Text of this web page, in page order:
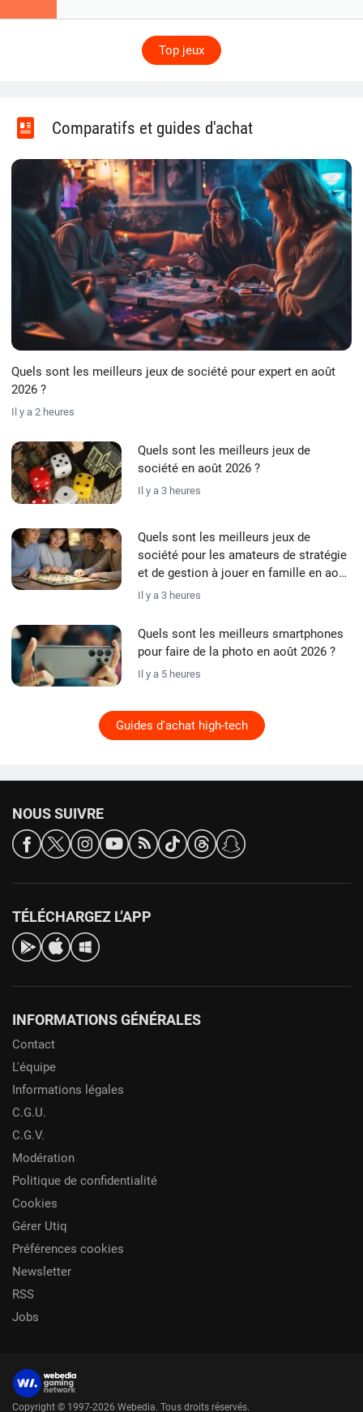
Top jeux
Comparatifs et guides d'achat
Quels sont les meilleurs jeux de société pour expert en août
2026 ?
Il y a 2 heures
Quels sont les meilleurs jeux de
société en août 2026 ?
Il y a 3 heures
Quels sont les meilleurs jeux de
société pour les amateurs de stratégie
et de gestion à jouer en famille en août
2026 ?
Il y a 3 heures
Quels sont les meilleurs smartphones
pour faire de la photo en août 2026 ?
Il y a 5 heures
Guides d'achat high-tech
NOUS SUIVRE
TÉLÉCHARGEZ L’APP
INFORMATIONS GÉNÉRALES
Contact
L'équipe
Informations légales
C.G.U.
C.G.V.
Modération
Politique de confidentialité
Cookies
Gérer Utiq
Préférences cookies
Newsletter
RSS
Jobs
Copyright © 1997-2026 Webedia. Tous droits réservés.